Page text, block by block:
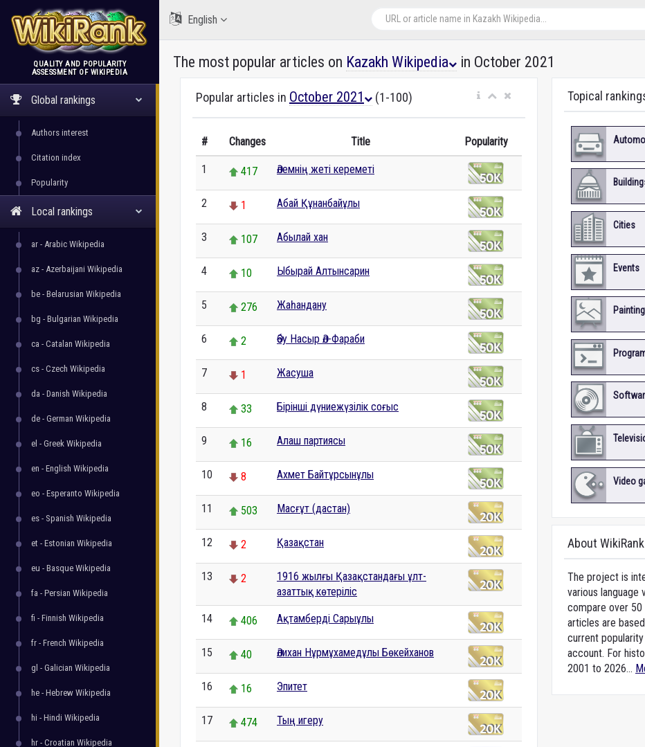
WikiRank
QUALITY AND POPULARITY
ASSESSMENT OF WIKIPEDIA
Global rankings
Authors interest
Citation index
Popularity
Local rankings
ar - Arabic Wikipedia
az - Azerbaijani Wikipedia
be - Belarusian Wikipedia
bg - Bulgarian Wikipedia
ca - Catalan Wikipedia
cs - Czech Wikipedia
da - Danish Wikipedia
de - German Wikipedia
el - Greek Wikipedia
en - English Wikipedia
eo - Esperanto Wikipedia
es - Spanish Wikipedia
et - Estonian Wikipedia
eu - Basque Wikipedia
fa - Persian Wikipedia
fi - Finnish Wikipedia
fr - French Wikipedia
gl - Galician Wikipedia
he - Hebrew Wikipedia
hi - Hindi Wikipedia
hr - Croatian Wikipedia
English
The most popular articles on Kazakh Wikipedia in October 2021
Popular articles in October 2021 (1-100)
# Changes Title Popularity
1 417 Әлемнің жеті кереметі
2 1 Абай Құнанбайұлы
3 107 Абылай хан
4 10 Ыбырай Алтынсарин
5 276 Жаһандану
6 2 Әбу Насыр Әл-Фараби
7 1 Жасуша
8 33 Бірінші дүниежүзілік соғыс
9 16 Алаш партиясы
10 8 Ахмет Байтұрсынұлы
11 503 Масғұт (дастан)
12 2 Қазақстан
13 2
1916 жылғы Қазақстандағы ұлт-
азаттық көтеріліс
14 406 Ақтамберді Сарыұлы
15 40 Әлихан Нұрмұхамедұлы Бөкейханов
16 16 Эпитет
17 474 Тың игеру
Topical
Cities
Events
Video
About WikiRank
The project is
various
compare over 50
articles are
current
account. For
2001 to 2026...